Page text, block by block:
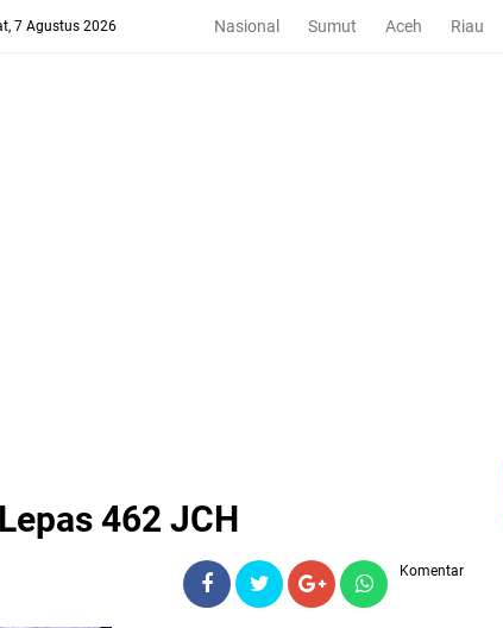
7 Agustus 2026 Nasional Sumut Aceh Riau
462 JCH
Komentar